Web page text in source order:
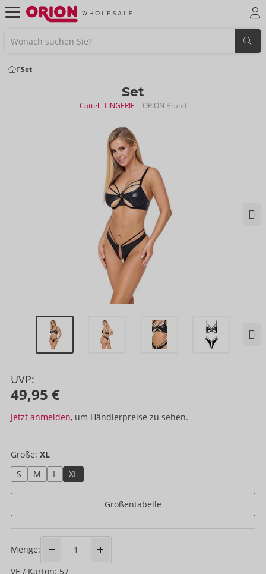
Set
Set
Cottelli LINGERIE - ORION Brand
UVP:
49,95 €
Jetzt anmelden, um Händlerpreise zu sehen.
Größe: XL
S
M L XL
Größentabelle
Menge:
VE / Karton: 57